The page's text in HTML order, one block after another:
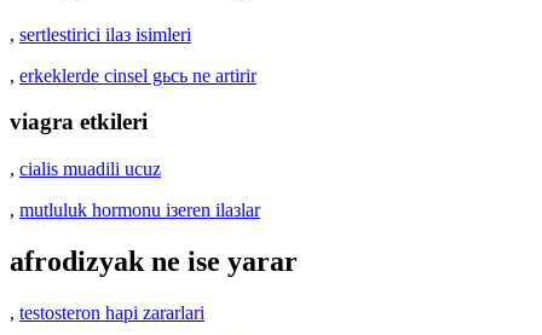
, sertlestirici ilaз isimleri
, erkeklerde cinsel gьcь ne artirir
viagra etkileri
, cialis muadili ucuz
, mutluluk hormonu iзeren ilaзlar
afrodizyak ne ise yarar
, testosteron hapi zararlari